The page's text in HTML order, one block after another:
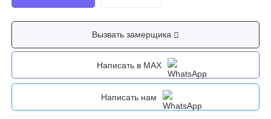
Вызвать замерщика
Написать в MAX
Написать нам